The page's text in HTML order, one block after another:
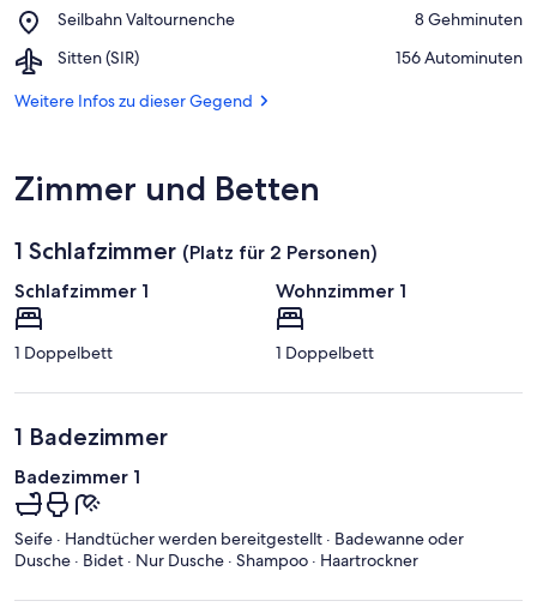
Salette
Seilbahn Valtournenche
Place,
Valtournenche
‪8 Gehminuten‬
Sitten (SIR)
Airport,
(SIR)
‪156 Autominuten‬
Weitere Infos zu dieser Gegend
Zimmer und Betten
1 Schlafzimmer (Platz für 2 Personen)
Schlafzimmer 1
1 Doppelbett
Wohnzimmer 1
1 Doppelbett
1 Badezimmer
Badezimmer 1
Seife · Handtücher werden bereitgestellt · Badewanne oder
Dusche · Bidet · Nur Dusche · Shampoo · Haartrockner